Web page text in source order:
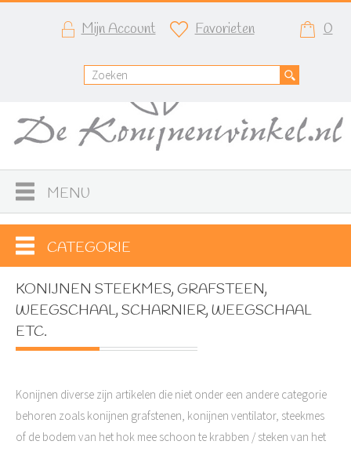
Mijn Account Favorieten 0
MENU
CATEGORIE
KONIJNEN STEEKMES, GRAFSTEEN,
WEEGSCHAAL, SCHARNIER, WEEGSCHAAL
ETC.
Konijnen diverse zijn artikelen die niet onder een andere categorie
behoren zoals konijnen grafstenen, konijnen ventilator, steekmes
of de bodem van het hok mee schoon te krabben / steken van het